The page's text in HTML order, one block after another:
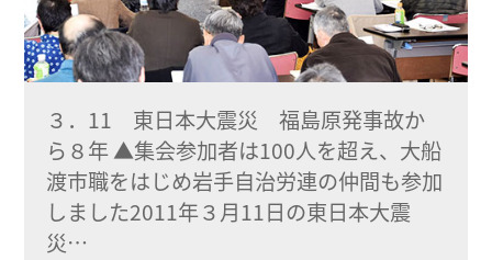
３．11 東日本大震災 福島原発事故か
ら８年 ▲集会参加者は100人を超え、大船
渡市職をはじめ岩手自治労連の仲間も参加
しました2011年３月11日の東日本大震
災…